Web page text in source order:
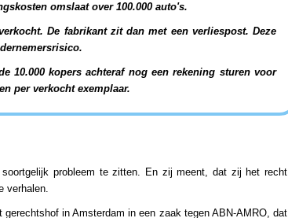
omslaat over 100.000 auto's.
De fabrikant zit dan met een verliespost. Deze
10.000 kopers achteraf nog een rekening sturen voor
per verkocht exemplaar.
probleem te zitten. En zij meent, dat zij het recht
verhalen.
gerechtshof in Amsterdam in een zaak tegen ABN-AMRO, dat